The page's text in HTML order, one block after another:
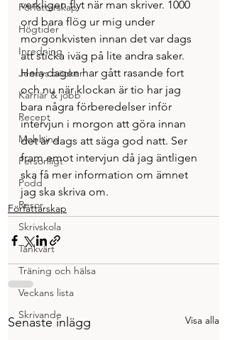
Författarskap
Högtider
Inredning
Jennys böcker
Karriär & jobb
Recept
Mobbing
Personligt
Podd
Resor
Skrivskola
Tänkvärt
Träning och hälsa
Veckans lista
Skrivande
verkligen flyt när man skriver. 1000
ord bara flög ur mig under
morgonkvisten innan det var dags
att sticka iväg på lite andra saker.
Hela dagen har gått rasande fort
och nu när klockan är tio har jag
bara några förberedelser inför
intervjun i morgon att göra innan
det är dags att säga god natt. Ser
fram emot intervjun då jag äntligen
ska få mer information om ämnet
jag ska skriva om.
Författarskap
Senaste inlägg Visa alla